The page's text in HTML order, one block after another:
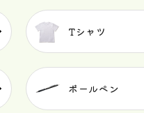
Tシャツ
ボールペン